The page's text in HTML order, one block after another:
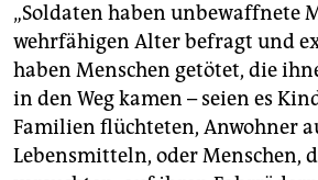
„Soldaten haben unbewaffnete
wehrfähigen Alter befragt und
haben Menschen getötet, die
in den Weg kamen – seien es
Familien flüchteten, Anwohner
Lebensmitteln, oder Menschen,